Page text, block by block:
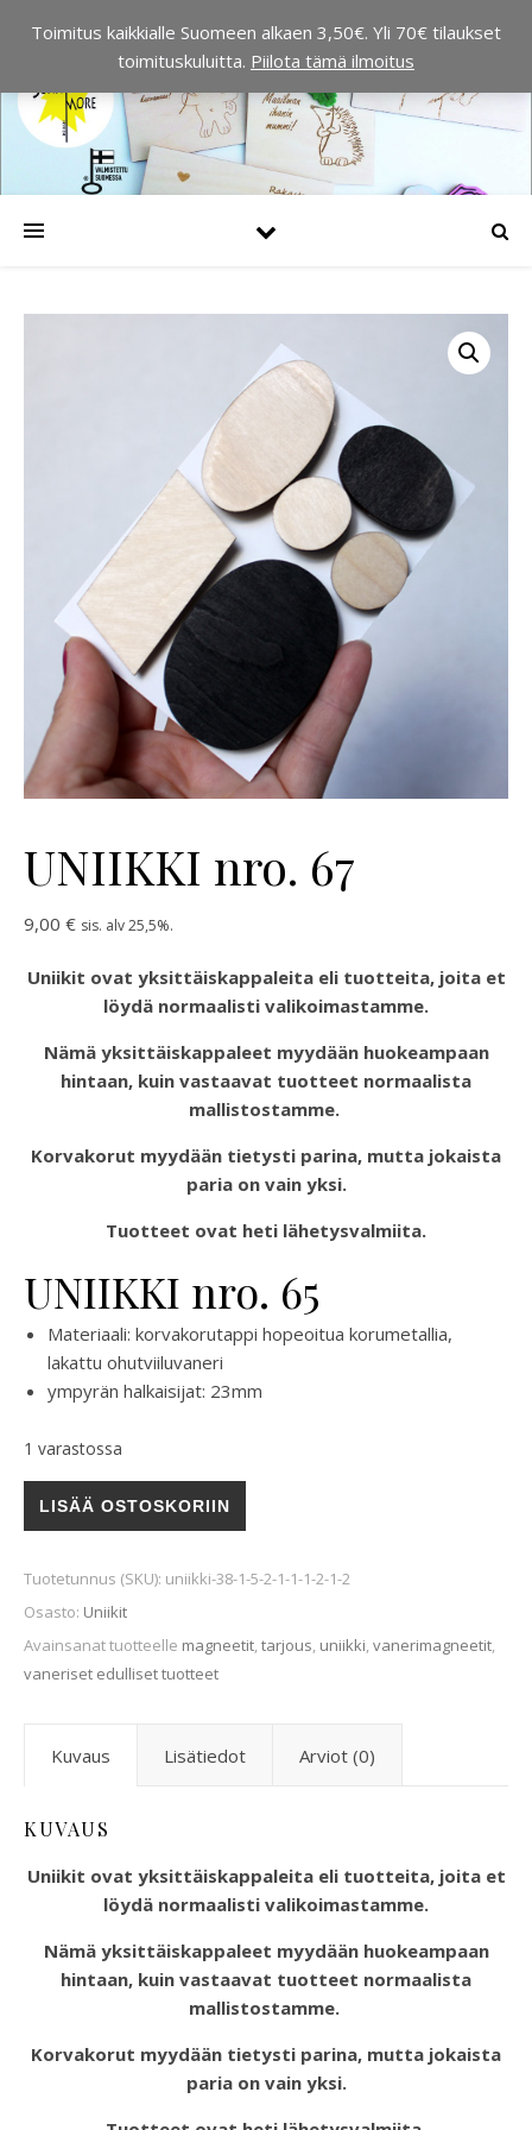
UNIIKKI nro. 67
9,00 € sis. alv 25,5%.
Uniikit ovat yksittäiskappaleita eli tuotteita, joita et
löydä normaalisti valikoimastamme.
Nämä yksittäiskappaleet myydään huokeampaan
hintaan, kuin vastaavat tuotteet normaalista
mallistostamme.
Korvakorut myydään tietysti parina, mutta jokaista
paria on vain yksi.
Tuotteet ovat heti lähetysvalmiita.
UNIIKKI nro. 65
Materiaali: korvakorutappi hopeoitua korumetallia,
lakattu ohutviiluvaneri
ympyrän halkaisijat: 23mm
1 varastossa
UNIIKKI nro. 67 määrä
LISÄÄ OSTOSKORIIN
Tuotetunnus (SKU): uniikki-38-1-5-2-1-1-1-2-1-2
Osasto: Uniikit
Avainsanat tuotteelle magneetit,tarjous, uniikki,vanerimagneetit,
vaneriset edulliset tuotteet
Kuvaus Lisätiedot Arviot (0)
KUVAUS
Uniikit ovat yksittäiskappaleita eli tuotteita, joita et
löydä normaalisti valikoimastamme.
Nämä yksittäiskappaleet myydään huokeampaan
hintaan, kuin vastaavat tuotteet normaalista
mallistostamme.
Korvakorut myydään tietysti parina, mutta jokaista
paria on vain yksi.
Toimitus kaikkialle Suomeen alkaen 3,50€. Yli 70€ tilaukset
toimituskuluitta. Piilota tämä ilmoitus